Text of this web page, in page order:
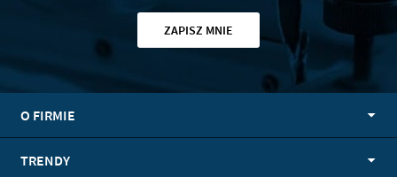
ZAPISZ MNIE
O FIRMIE
TRENDY